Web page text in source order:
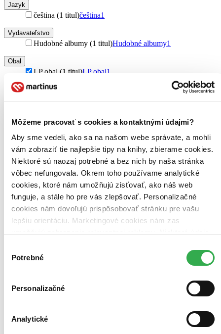
Môžeme pracovať s cookies a kontaktnými údajmi?
Aby sme vedeli, ako sa na našom webe správate, a mohli
vám zobraziť tie najlepšie tipy na knihy, zbierame cookies.
Niektoré sú naozaj potrebné a bez nich by naša stránka
vôbec nefungovala. Okrem toho používame analytické
cookies, ktoré nám umožňujú zisťovať, ako náš web
funguje, a stále ho pre vás zlepšovať. Personalizačné
cookies nám dovoľujú prispôsobovať stránku pre vašu
lepšiu orientáciu. Marketingové cookies nám zas
keby sme mohli používať všetky tieto cookies. Ďakujeme!
súhlasu
Potrebné
Personalizačné
Analytické
Jazyk
čeština (1 titul)čeština1
Vydavateľstvo
Hudobné albumy (1 titul)Hudobné albumy1
Obal
LP obal (1 titul)LP obal1
Zúžiť výber
Bestsellery
Top hodnotené
Novinky
Najdrahšie
Najlacnejšie
Najvyššia zľava
Použité filtre
Zrušiť filtre